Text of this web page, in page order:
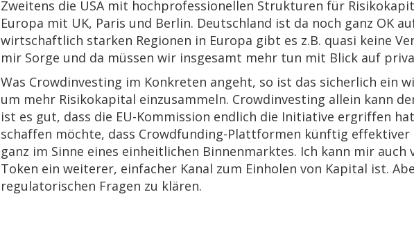
Zweitens die USA mit hochprofessionellen Strukturen für
Europa mit UK, Paris und Berlin. Deutschland ist da noch ganz OK
wirtschaftlich starken Regionen in Europa gibt es z.B. quasi keine
mir Sorge und da müssen wir insgesamt mehr tun mit Blick auf
Was Crowdinvesting im Konkreten angeht, so ist das sicherlich ein
um mehr Risikokapital einzusammeln. Crowdinvesting allein kann
ist es gut, dass die EU-Kommission endlich die Initiative ergriffen
schaffen möchte, dass Crowdfunding-Plattformen künftig effektiver
ganz im Sinne eines einheitlichen Binnenmarktes. Ich kann mir
Token ein weiterer, einfacher Kanal zum Einholen von Kapital ist.
regulatorischen Fragen zu klären.